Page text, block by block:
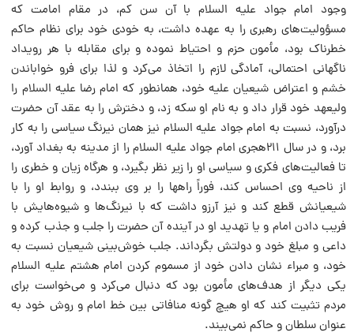
وجود امام جواد علیه السلام با آن سن کم، در مقام امامت که
مسؤولیت‌هاى رهبرى را به عهده داشت، به خودى خود براى نظام حاکم
خطرناک بود، مأمون حزم و احتیاط نموده و براى مقابله با هر رویداد
ناگهانى احتمالى، آمادگى لازم را اتخاذ مى‌کرد و لذا براى فرو خواباندن
خشم و اعتراض شیعیان علیه خود، همانطور که امام رضا علیه السلام را
ولیعهد خود قرار داد و به نام او سکه زد، و دخترش را به عقد آن حضرت
درآورد، نسبت به امام جواد علیه السلام نیز همان نیرنگ سیاسى را به کار
برد، و در سال ۲۱۱هجرى امام جواد علیه السلام را از مدینه به بغداد آورد،
تا فعالیت‌هاى فکرى و سیاسى او را زیر نظر بگیرد، و هرگاه زیان و خطرى را
از ناحیه وى احساس کند، فوراً راهها را بر وى ببندد، و روابط او را با
شیعیانش قطع کند و نیز آرزو داشت که با نیرنگ‌ها و شیوه‌هایش با
فریب دادن امام و یا تهدید او در آینده آن حضرت را جلب و جذب کرده و
داعى و مبلغ خود و دولتش بگرداند. جلب خوش‌بینى شیعیان نسبت به
خود، و مبراء نشان دادن خود از مسموم کردن امام هشتم علیه السلام
یکى دیگر از هدف‌هاى مأمون بود که دنبال مى‌کرد و مى‌خواست براى
مردم تثبیت کند که او هیچ گونه منافاتى بین خط امام و روش خود به
عنوان سلطان و حاکم نمى‌بیند.